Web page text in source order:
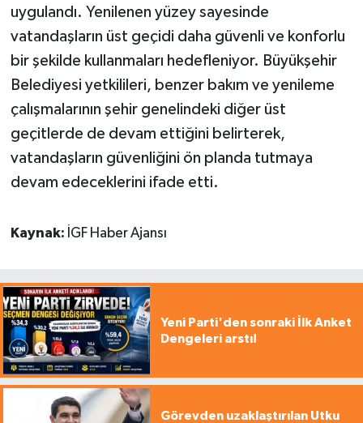
uygulandı. Yenilenen yüzey sayesinde
vatandaşların üst geçidi daha güvenli ve konforlu
bir şekilde kullanmaları hedefleniyor. Büyükşehir
Belediyesi yetkilileri, benzer bakım ve yenileme
çalışmalarının şehir genelindeki diğer üst
geçitlerde de devam ettiğini belirterek,
vatandaşların güvenliğini ön planda tutmaya
devam edeceklerini ifade etti.
Kaynak: İGF Haber Ajansı
Yeni Parti'den sonraki İlk Anket
Dengeleri arstı!
Görevden uzaklaştırılan Utku